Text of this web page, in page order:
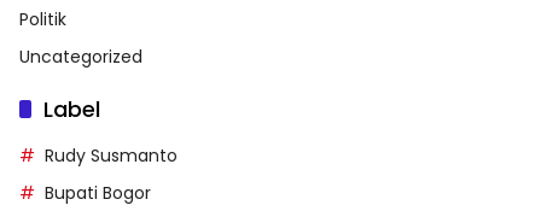
Politik
Uncategorized
Label
Rudy Susmanto
Bupati Bogor